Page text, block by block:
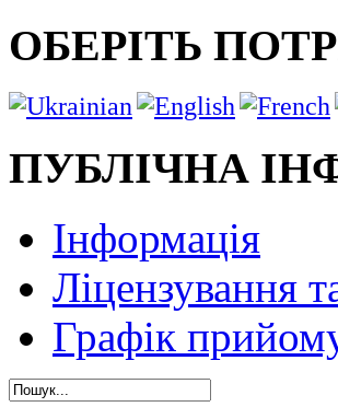
ОБЕРІТЬ
ПУБЛІЧНА
Інформація
Ліцензування
Графік